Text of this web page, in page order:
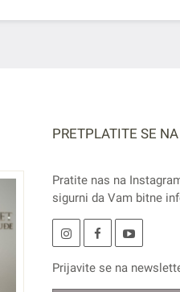
PRETPLATITE SE
Pratite nas na
sigurni da Vam bitne
Prijavite se na